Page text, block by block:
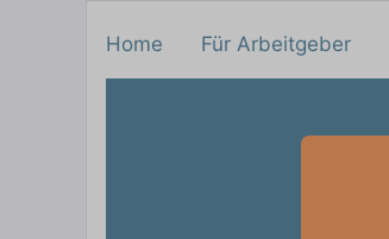
Home Für Arbeitgeber